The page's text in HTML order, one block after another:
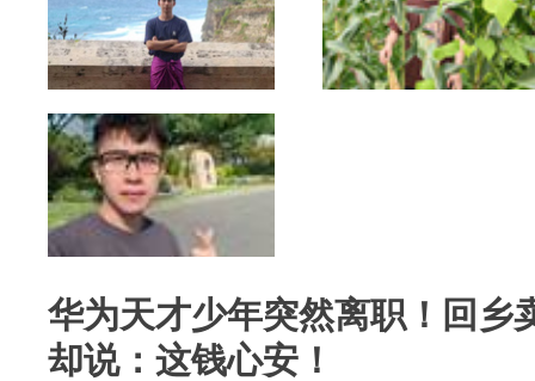
华为天才少年突然离职！回乡
却说：这钱心安！